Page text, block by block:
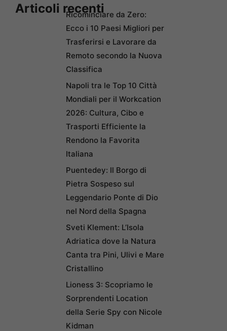
Articoli recentiRicominciare da Zero:
Ecco i 10 Paesi Migliori per
Trasferirsi e Lavorare da
Remoto secondo la Nuova
Classifica
Napoli tra le Top 10 Città
Mondiali per il Workcation
2026: Cultura, Cibo e
Trasporti Efficiente la
Rendono la Favorita
Italiana
Puentedey: Il Borgo di
Pietra Sospeso sul
Leggendario Ponte di Dio
nel Nord della Spagna
Sveti Klement: L’Isola
Adriatica dove la Natura
Canta tra Pini, Ulivi e Mare
Cristallino
Lioness 3: Scopriamo le
Sorprendenti Location
della Serie Spy con Nicole
Kidman